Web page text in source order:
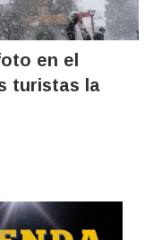
en el
turistas la